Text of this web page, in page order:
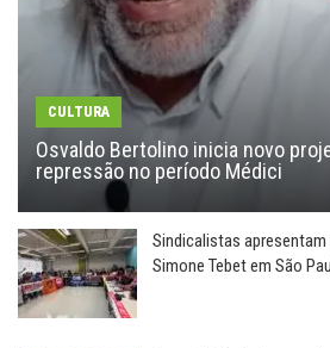
CULTURA
Osvaldo Bertolino inicia novo
repressão no período Médici
Sindicalistas
Simone Tebet em São